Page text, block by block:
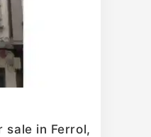
sale in Ferrol,